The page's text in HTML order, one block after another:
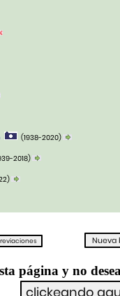
(1938-2020)
2018)
página y no